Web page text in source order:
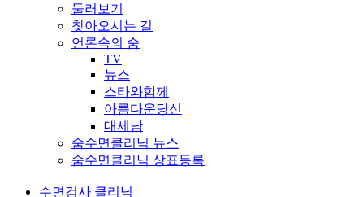
둘러보기
찾아오시는 길
언론속의 숨
TV
뉴스
스타와함께
아름다운당신
대세남
숨수면클리닉 뉴스
숨수면클리닉 상표등록
수면검사 클리닉